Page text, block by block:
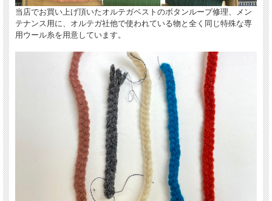
当店でお買い上げ頂いたオルテガベストのボタンループ修理、メン
テナンス用に、オルテガ社他で使われている物と全く同じ特殊な専
用ウール糸を用意しています。